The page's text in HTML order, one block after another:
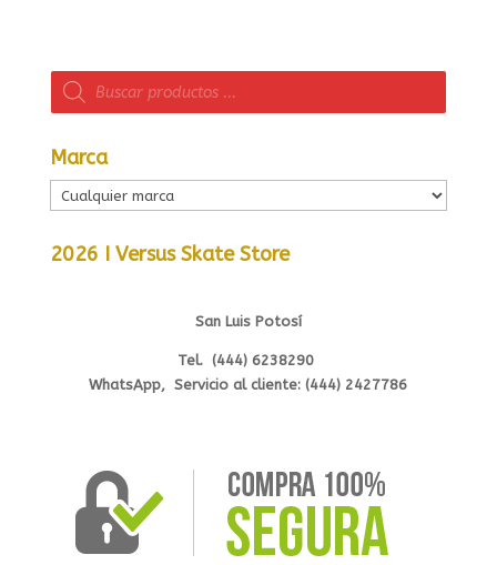
Búsqueda
de
productos
Marca
2026 I Versus Skate Store
San Luis Potosí
Tel. (444) 6238290
WhatsApp, Servicio al cliente: (444) 2427786